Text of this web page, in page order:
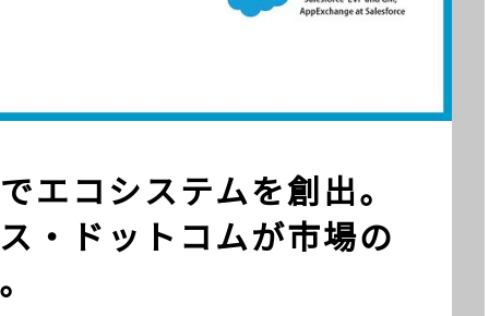
エコシステムを創出。
・ドットコムが市場の